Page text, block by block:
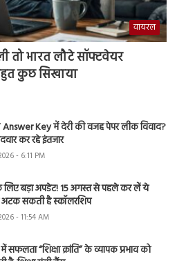
वायरल
तो भारत लौटे सॉफ्टवेयर
कुछ सिखाया
Answer Key में देरी की वजह पेपर लीक विवाद?
कर रहे इंतजार
- 6:11 PM
के लिए बड़ा अपडेट! 15 अगस्त से पहले कर लें ये
अटक सकती है स्कॉलरशिप
- 11:54 AM
में सफलता “शिक्षा क्रांति” के व्यापक प्रभाव को